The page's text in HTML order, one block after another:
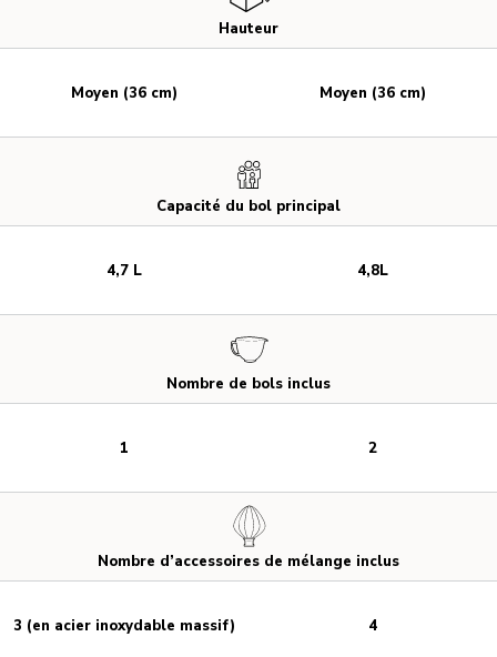
Hauteur
Capacité du bol principal
Nombre de bols inclus
Nombre d’accessoires de mélange inclus
Moyen (36 cm)
4,7 L
1
3 (en acier inoxydable massif)
Moyen (36 cm)
4,8L
2
4